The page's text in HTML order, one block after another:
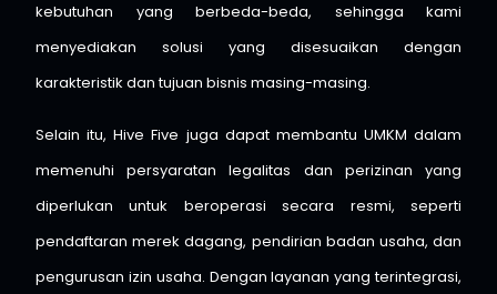
kebutuhan yang berbeda-beda, sehingga kami
menyediakan solusi yang disesuaikan dengan
karakteristik dan tujuan bisnis masing-masing.
Selain itu, Hive Five juga dapat membantu UMKM dalam
memenuhi persyaratan legalitas dan perizinan yang
diperlukan untuk beroperasi secara resmi, seperti
pendaftaran merek dagang, pendirian badan usaha, dan
pengurusan izin usaha. Dengan layanan yang terintegrasi,